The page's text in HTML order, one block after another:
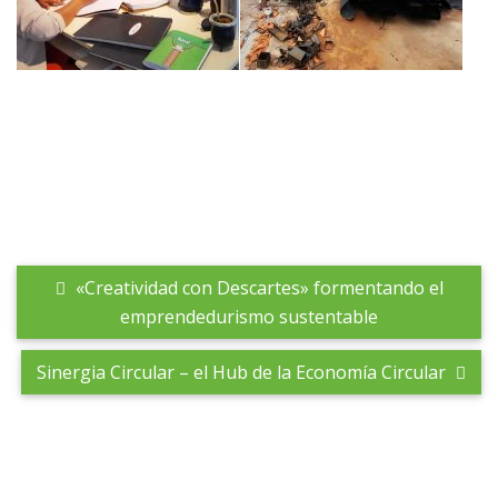
«Creatividad con Descartes» formentando el
emprendedurismo sustentable
Sinergia Circular – el Hub de la Economía Circular